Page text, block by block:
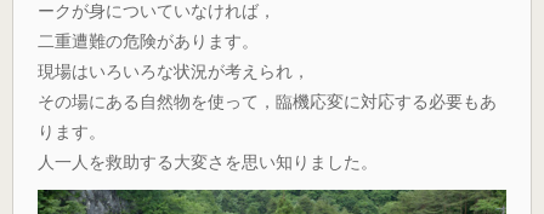
ークが身についていなければ，
二重遭難の危険があります。
現場はいろいろな状況が考えられ，
その場にある自然物を使って，臨機応変に対応する必要もあ
ります。
人一人を救助する大変さを思い知りました。